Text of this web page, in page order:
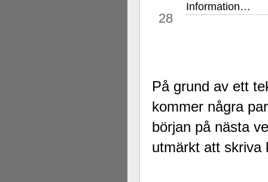
28
Information…
På grund av ett
kommer några
början på nästa
utmärkt att skriva